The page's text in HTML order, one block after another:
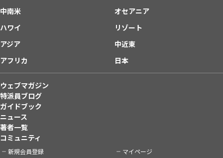
中南米
オセアニア
ハワイ
リゾート
アジア
中近東
アフリカ
日本
ウェブマガジン
特派員ブログ
ガイドブック
ニュース
著者一覧
コミュニティ
新規会員登録 マイページ